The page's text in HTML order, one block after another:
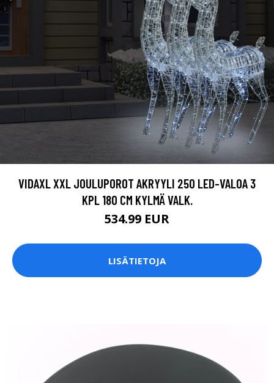
VIDAXL XXL JOULUPOROT AKRYYLI 250 LED-VALOA 3
KPL 180 CM KYLMÄ VALK.
534.99 EUR
LISÄTIETOJA